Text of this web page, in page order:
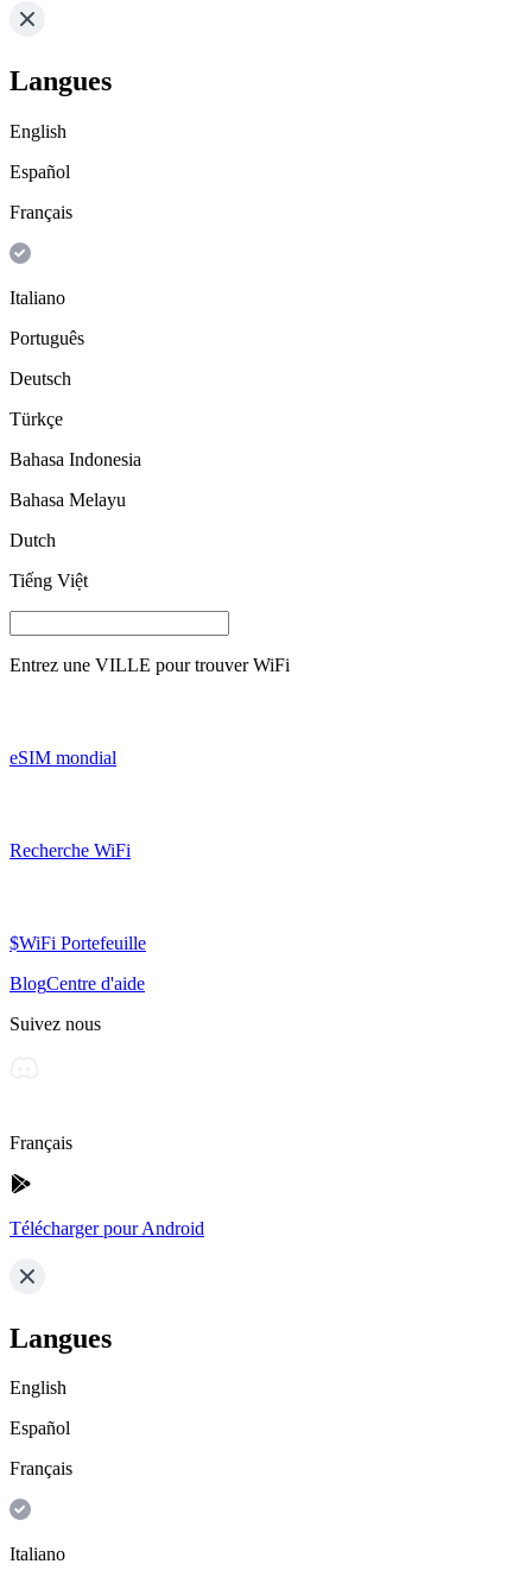
Langues
English
Español
Français
Italiano
Português
Deutsch
Türkçe
Bahasa Indonesia
Bahasa Melayu
Dutch
Tiếng Việt
Entrez une VILLE pour trouver WiFi
eSIM mondial
Recherche WiFi
$WiFi Portefeuille
BlogCentre d'aide
Suivez nous
Français
Télécharger pour Android
Langues
English
Español
Français
Italiano